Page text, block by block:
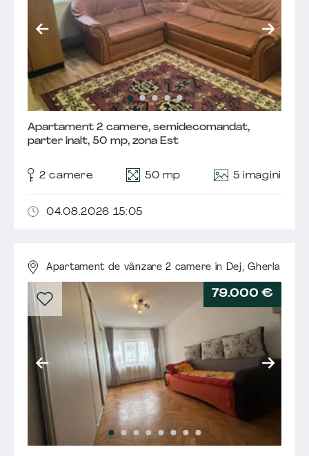
Apartament 2 camere, semidecomandat,
parter inalt, 50 mp, zona Est
2 camere 50 mp 5 imagini
04.08.2026 15:05
Apartament de vânzare 2 camere în Dej,Gherla
79.000 €